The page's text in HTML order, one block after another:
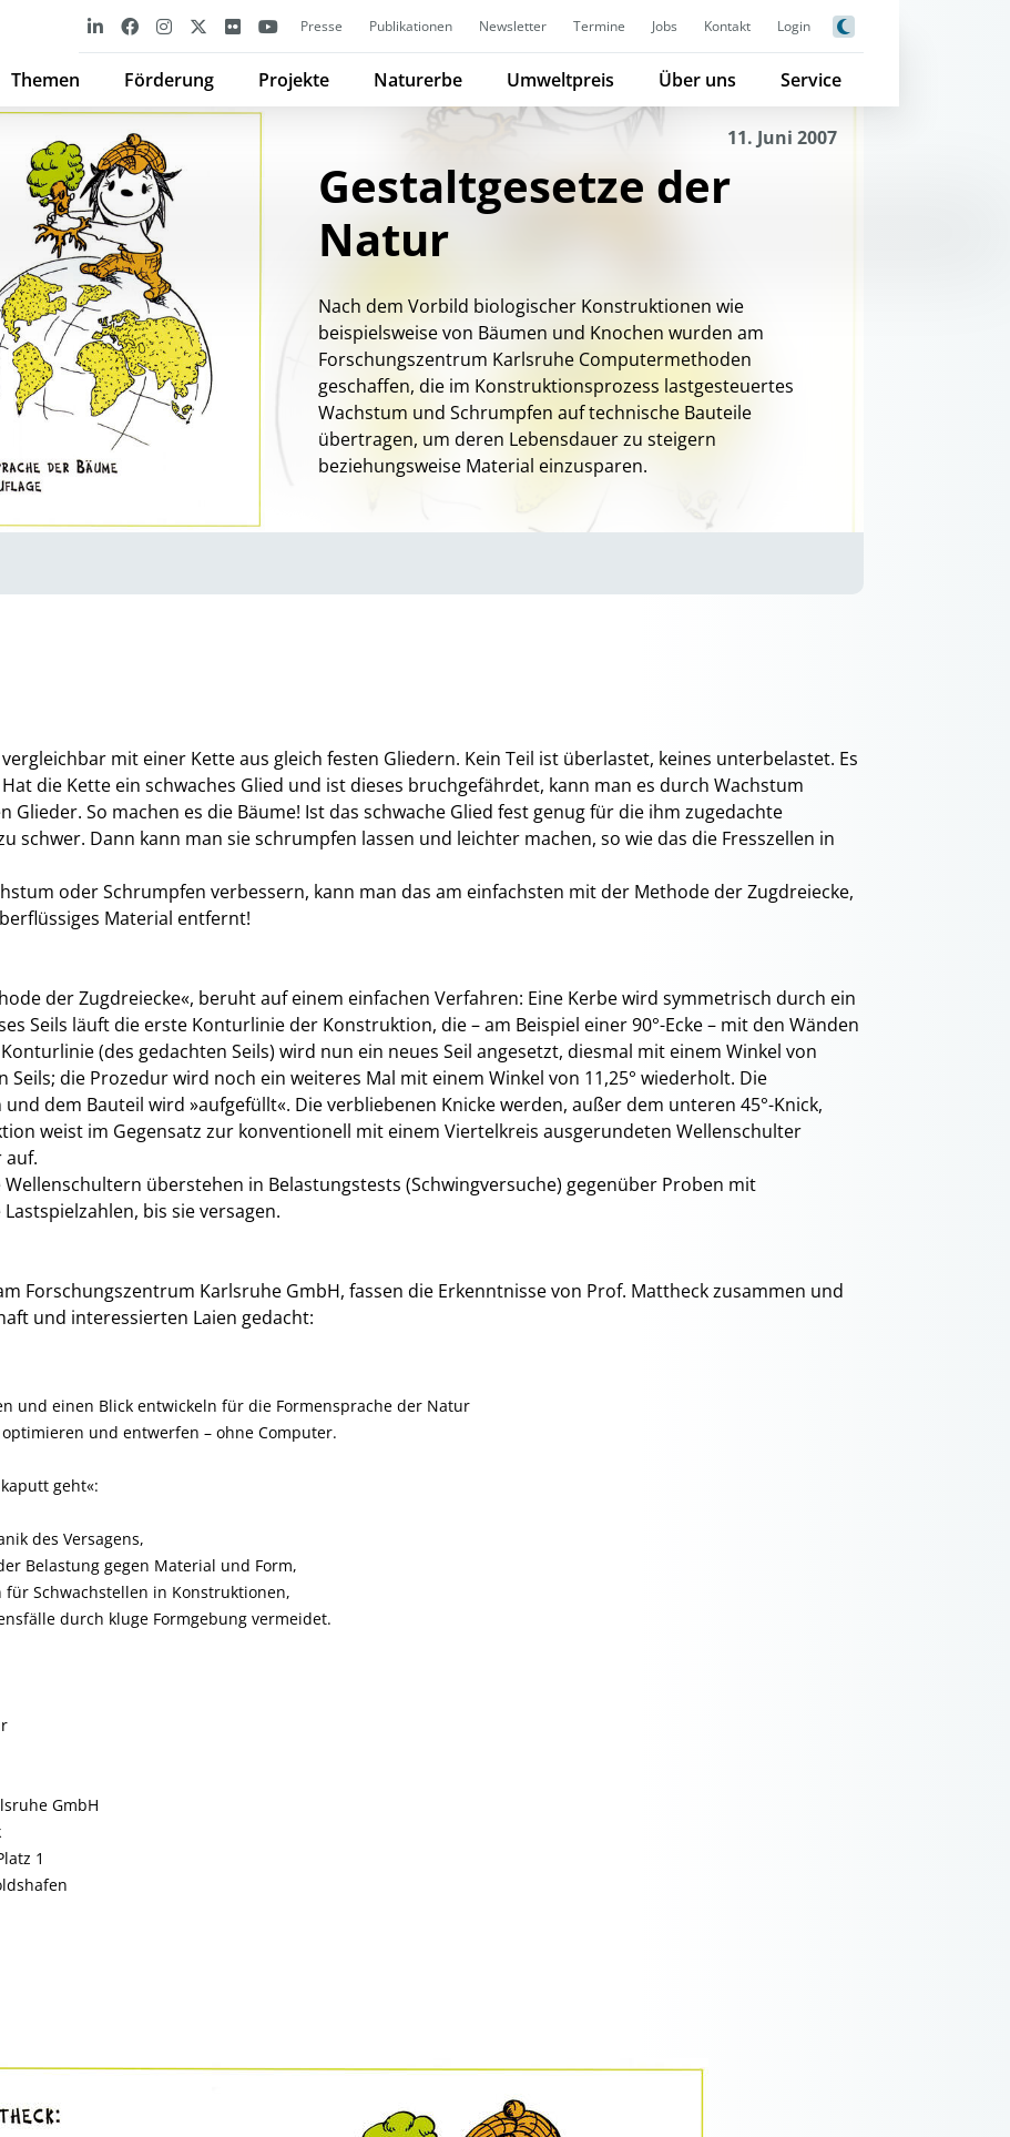
Presse Publikationen Newsletter Termine Jobs Kontakt Login
Themen Förderung Projekte Naturerbe Umweltpreis Über uns Service
11. Juni 2007
Gestaltgesetze der
Natur
Nach dem Vorbild biologischer Konstruktionen wie
beispielsweise von Bäumen und Knochen wurden am
Forschungszentrum Karlsruhe Computermethoden
geschaffen, die im Konstruktionsprozess lastgesteuertes
Wachstum und Schrumpfen auf technische Bauteile
übertragen, um deren Lebensdauer zu steigern
beziehungsweise Material einzusparen.
mit einer Kette aus gleich festen Gliedern. Kein Teil ist überlastet, keines unterbelastet. Es
die Kette ein schwaches Glied und ist dieses bruchgefährdet, kann man es durch Wachstum
Glieder. So machen es die Bäume! Ist das schwache Glied fest genug für die ihm zugedachte
schwer. Dann kann man sie schrumpfen lassen und leichter machen, so wie das die Fresszellen in
oder Schrumpfen verbessern, kann man das am einfachsten mit der Methode der Zugdreiecke,
Material entfernt!
der Zugdreiecke«, beruht auf einem einfachen Verfahren: Eine Kerbe wird symmetrisch durch ein
Seils läuft die erste Konturlinie der Konstruktion, die – am Beispiel einer 90°-Ecke – mit den Wänden
(des gedachten Seils) wird nun ein neues Seil angesetzt, diesmal mit einem Winkel von
Seils; die Prozedur wird noch ein weiteres Mal mit einem Winkel von 11,25° wiederholt. Die
dem Bauteil wird »aufgefüllt«. Die verbliebenen Knicke werden, außer dem unteren 45°-Knick,
weist im Gegensatz zur konventionell mit einem Viertelkreis ausgerundeten Wellenschulter
auf.
überstehen in Belastungstests (Schwingversuche) gegenüber Proben mit
bis sie versagen.
Forschungszentrum Karlsruhe GmbH, fassen die Erkenntnisse von Prof. Mattheck zusammen und
und interessierten Laien gedacht:
und einen Blick entwickeln für die Formensprache der Natur
und entwerfen – ohne Computer.
geht«:
des Versagens,
Belastung gegen Material und Form,
Schwachstellen in Konstruktionen,
durch kluge Formgebung vermeidet.
GmbH
1